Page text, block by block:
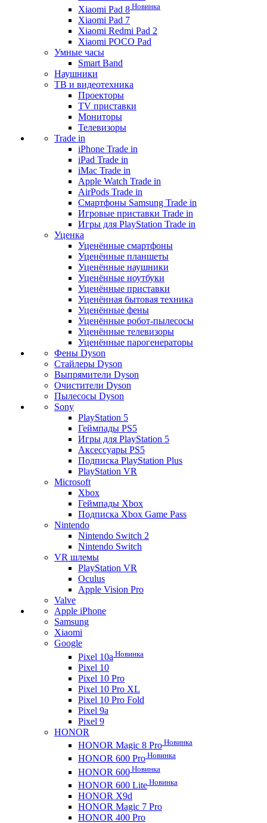
Xiaomi Pad 8 Новинка
Xiaomi Pad 7
Xiaomi Redmi Pad 2
Xiaomi POCO Pad
Умные часы
Smart Band
Наушники
ТВ и видеотехника
Проекторы
TV приставки
Мониторы
Телевизоры
Trade in
iPhone Trade in
iPad Trade in
iMac Trade in
Apple Watch Trade in
AirPods Trade in
Смартфоны Samsung Trade in
Игровые приставки Trade in
Игры для PlayStation Trade in
Уценка
Уценённые смартфоны
Уценённые планшеты
Уценённые наушники
Уценённые ноутбуки
Уценённые приставки
Уценённая бытовая техника
Уценённые фены
Уценённые робот-пылесосы
Уценённые телевизоры
Уценённые парогенераторы
Фены Dyson
Стайлеры Dyson
Выпрямители Dyson
Очистители Dyson
Пылесосы Dyson
Sony
PlayStation 5
Геймпады PS5
Игры для PlayStation 5
Аксессуары PS5
Подписка PlayStation Plus
PlayStation VR
Microsoft
Xbox
Геймпады Xbox
Подписка Xbox Game Pass
Nintendo
Nintendo Switch 2
Nintendo Switch
VR шлемы
PlayStation VR
Oculus
Apple Vision Pro
Valve
Apple iPhone
Samsung
Xiaomi
Google
Pixel 10a Новинка
Pixel 10
Pixel 10 Pro
Pixel 10 Pro XL
Pixel 10 Pro Fold
Pixel 9a
Pixel 9
HONOR
HONOR Magic 8 Pro Новинка
HONOR 600 Pro Новинка
HONOR 600 Новинка
HONOR 600 Lite Новинка
HONOR X9d
HONOR Magic 7 Pro
HONOR 400 Pro